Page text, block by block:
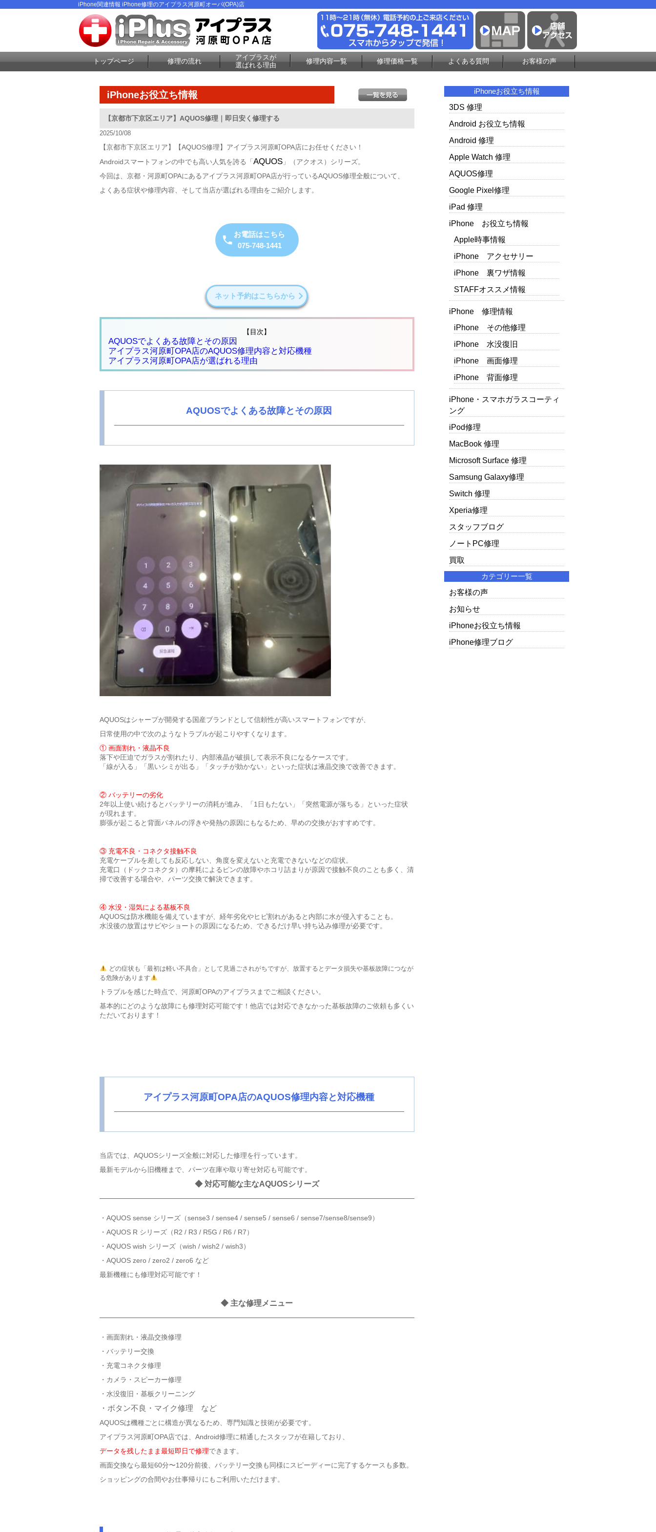
iPhone関連情報 iPhone修理のアイプラス河原町オーパ(OPA)店
トップページ 修理の流れ
アイプラスが
選ばれる理由
修理内容一覧 修理価格一覧 よくある質問 お客様の声
iPhoneお役立ち情報
【京都市下京区エリア】AQUOS修理｜即日安く修理する
2025/10/08
【京都市下京区エリア】【AQUOS修理】アイプラス河原町OPA店にお任せください！
Androidスマートフォンの中でも高い人気を誇る「 AQUOS」（アクオス）シリーズ。
今回は、京都・河原町OPAにあるアイプラス河原町OPA店が行っているAQUOS修理全般について、
よくある症状や修理内容、そして当店が選ばれる理由をご紹介します。
お電話はこちら
075-748-1441
ネット予約はこちらから
【目次】
AQUOSでよくある故障とその原因
アイプラス河原町OPA店のAQUOS修理内容と対応機種
アイプラス河原町OPA店が選ばれる理由
AQUOSでよくある故障とその原因
AQUOSはシャープが開発する国産ブランドとして信頼性が高いスマートフォンですが、
日常使用の中で次のようなトラブルが起こりやすくなります。
① 画面割れ・液晶不良
落下や圧迫でガラスが割れたり、内部液晶が破損して表示不良になるケースです。
「線が入る」「黒いシミが出る」「タッチが効かない」といった症状は液晶交換で改善できます。
② バッテリーの劣化
2年以上使い続けるとバッテリーの消耗が進み、「1日もたない」「突然電源が落ちる」といった症状
が現れます。
膨張が起こると背面パネルの浮きや発熱の原因にもなるため、早めの交換がおすすめです。
③ 充電不良・コネクタ接触不良
充電ケーブルを差しても反応しない、角度を変えないと充電できないなどの症状。
充電口（ドックコネクタ）の摩耗によるピンの故障やホコリ詰まりが原因で接触不良のことも多く、清
掃で改善する場合や、パーツ交換で解決できます。
④ 水没・湿気による基板不良
AQUOSは防水機能を備えていますが、経年劣化やヒビ割れがあると内部に水が侵入することも。
水没後の放置はサビやショートの原因になるため、できるだけ早い持ち込み修理が必要です。
どの症状も「最初は軽い不具合」として見過ごされがちですが、 放置するとデータ損失や基板故障につなが
る危険があります
トラブルを感じた時点で、 河原町OPAのアイプラス までご相談ください。
基本的にどのような故障にも修理対応可能です！他店では対応できなかった基板故障のご依頼も多くい
ただいております！
アイプラス河原町OPA店のAQUOS修理内容と対応機種
当店では、AQUOSシリーズ全般に対応した修理を行っています。
最新モデルから旧機種まで、パーツ在庫や取り寄せ対応も可能です。
◆ 対応可能な主なAQUOSシリーズ
・AQUOS sense シリーズ（sense3 / sense4 / sense5 / sense6 / sense7/sense8/sense9）
・AQUOS R シリーズ（R2 / R3 / R5G / R6 / R7）
・AQUOS wish シリーズ（wish / wish2 / wish3）
・AQUOS zero / zero2 / zero6 など
最新機種にも修理対応可能です！
◆ 主な修理メニュー
・画面割れ・液晶交換修理
・バッテリー交換
・充電コネクタ修理
・カメラ・スピーカー修理
・水没復旧・基板クリーニング
・ボタン不良・マイク修理 など
AQUOSは機種ごとに構造が異なるため、専門知識と技術が必要です。
アイプラス河原町OPA店では、Android修理に精通したスタッフが在籍しており、
データを残したまま最短即日で修理できます。
画面交換なら最短60分〜120分前後、バッテリー交換も同様にスピーディーに完了するケースも多数。
ショッピングの合間やお仕事帰りにもご利用いただけます。
iPhoneお役立ち情報
3DS 修理
Android お役立ち情報
Android 修理
Apple Watch 修理
AQUOS修理
Google Pixel修理
iPad 修理
iPhone お役立ち情報
Apple時事情報
iPhone アクセサリー
iPhone 裏ワザ情報
STAFFオススメ情報
iPhone 修理情報
iPhone その他修理
iPhone 水没復旧
iPhone 画面修理
iPhone 背面修理
iPhone・スマホガラスコーティ
ング
iPod修理
MacBook 修理
Microsoft Surface 修理
Samsung Galaxy修理
Switch 修理
Xperia修理
スタッフブログ
ノートPC修理
買取
カテゴリー一覧
お客様の声
お知らせ
iPhoneお役立ち情報
iPhone修理ブログ